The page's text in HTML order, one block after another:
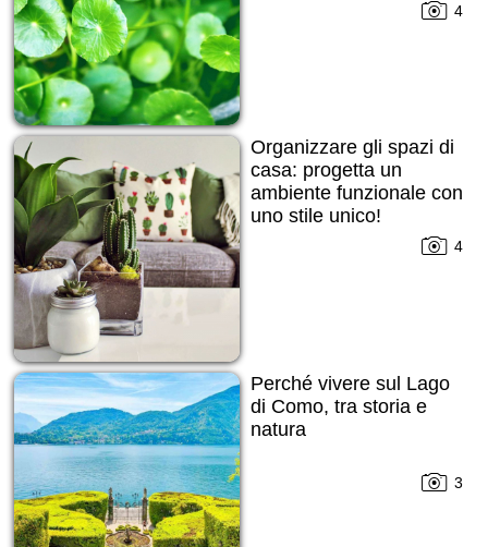
4
Organizzare gli spazi di
casa: progetta un
ambiente funzionale con
uno stile unico!
4
Perché vivere sul Lago
di Como, tra storia e
natura
3